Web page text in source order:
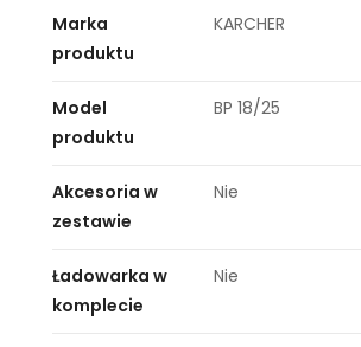
Marka
produktu
KARCHER
Model
produktu
BP 18/25
Akcesoria w
zestawie
Nie
Ładowarka w
komplecie
Nie